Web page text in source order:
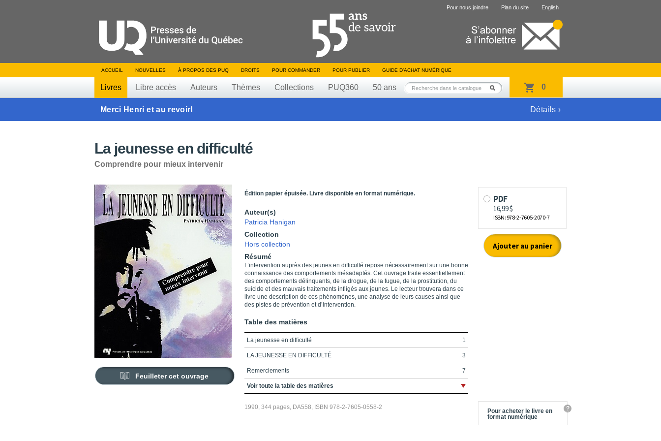
Pour nous joindre Plan du site English
ACCUEIL NOUVELLES À PROPOS DES PUQ DROITS POUR COMMANDER POUR PUBLIER GUIDE D’ACHAT NUMÉRIQUE
Livres Libre accès Auteurs Thèmes Collections PUQ360 50 ans 0
Merci Henri et au revoir! Détails ›
La jeunesse en difficulté
Comprendre pour mieux intervenir
Feuilleter cet ouvrage
Édition papier épuisée. Livre disponible en format numérique.
Auteur(s)
Patricia Hanigan
Collection
Hors collection
Résumé
L’intervention auprès des jeunes en difficulté repose nécessairement sur une bonne
connaissance des comportements mésadaptés. Cet ouvrage traite essentiellement
des comportements délinquants, de la drogue, de la fugue, de la prostitution, du
suicide et des mauvais traitements infligés aux jeunes. Le lecteur trouvera dans ce
livre une description de ces phénomènes, une analyse de leurs causes ainsi que
des pistes de prévention et d’intervention.
Table des matières
La jeunesse en difficulté 1
LA JEUNESSE EN DIFFICULTÉ 3
Remerciements 7
Préface 9
Voir toute la table des matières
1990, 344 pages, DA558, ISBN 978-2-7605-0558-2
Pour acheter le livre en
format numérique
?